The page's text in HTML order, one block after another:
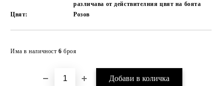
различава от действителния цвят на боята
Цвят:
Розов
Има в наличност 6 броя